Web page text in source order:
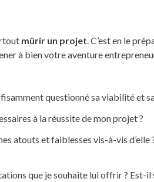
mûrir un projet . C’est en le
à bien votre aventure
questionné sa viabilité et
à la réussite de mon projet ?
atouts et faiblesses vis-à-vis d’elle
que je souhaite lui offrir ? Est-